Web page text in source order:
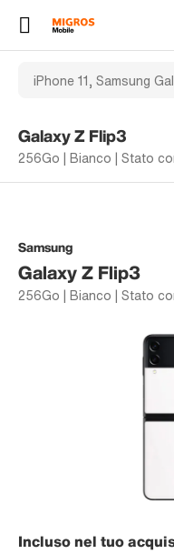
Galaxy Z Flip3
256Go | Bianco | Stato
Samsung
Galaxy Z Flip3
256Go | Bianco | Stato
Incluso nel tuo